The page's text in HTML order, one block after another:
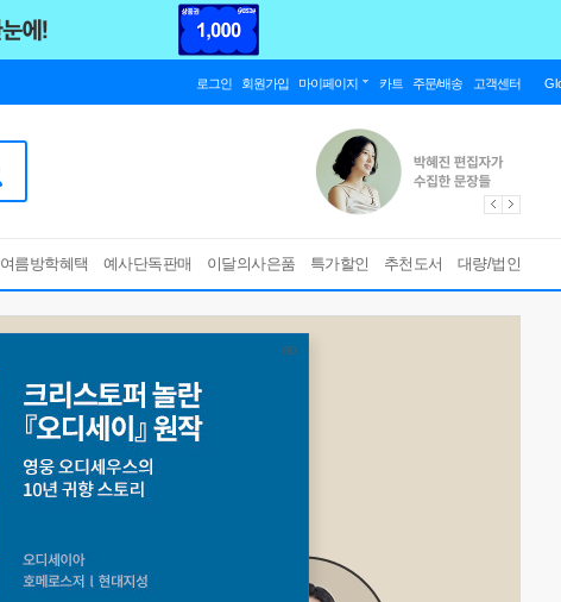
로그인 회원가입 마이페이지 카트 주문/배송 고객센터
여름방학혜택 예사단독판매 이달의사은품 특가할인 추천도서 대량/법인